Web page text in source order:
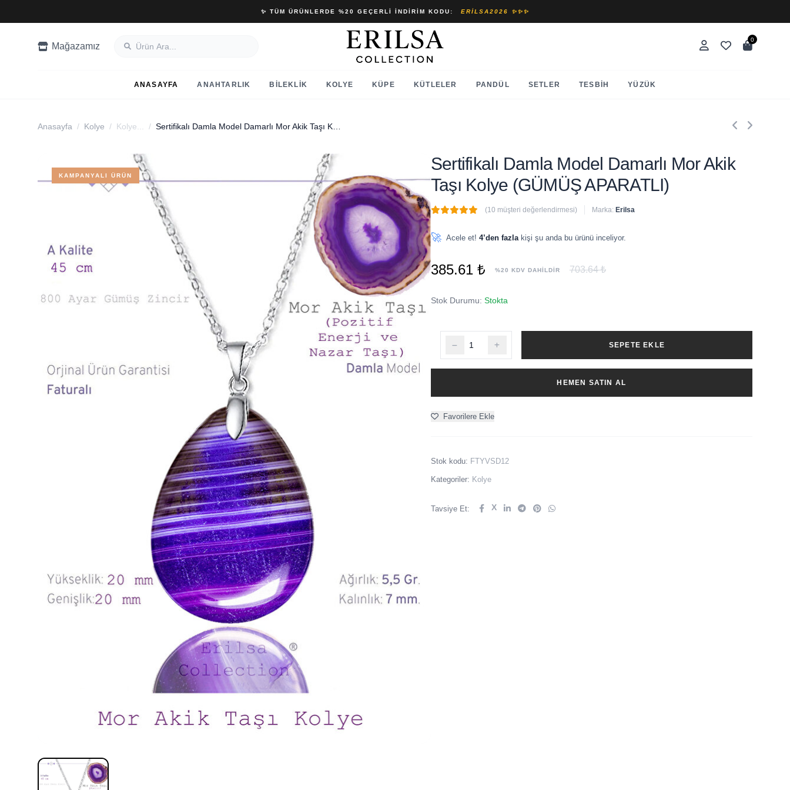
✨ TÜM ÜRÜNLERDE %20 GEÇERLI İNDIRIM KODU: ERILSA2026 ✨✨✨
Mağazamız
0
ANASAYFA ANAHTARLIK BILEKLIK KOLYE KÜPE KÜTLELER PANDÜL SETLER TESBIH YÜZÜK
Anasayfa / Kolye / Kolye... /
KAMPANYALI ÜRÜN
Sertifikalı Damla Model Damarlı Mor Akik
Taşı Kolye (GÜMÜŞ APARATLI)
(10 müşteri değerlendirmesi) Marka: Erilsa
🔥
🚀 Acele et! 4’den fazlakişi şu anda bu ürünü inceliyor.
385.61 ₺ %20 KDV DAHİLDİR 703.64 ₺
Stok Durumu: Stokta
SEPETE EKLE
HEMEN SATIN AL
Favorilere Ekle
Stok kodu: FTYVSD12
Kategoriler: Kolye
Tavsiye Et: X